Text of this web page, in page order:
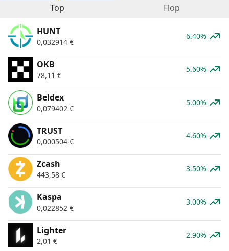
Top Flop
HUNT
0,032914 €
6.40%
OKB
78,11 €
5.60%
Beldex
0,079402 €
5.00%
TRUST
0,000504 €
4.60%
Zcash
443,58 €
3.50%
Kaspa
0,022852 €
3.00%
Lighter
2,01 €
2.90%